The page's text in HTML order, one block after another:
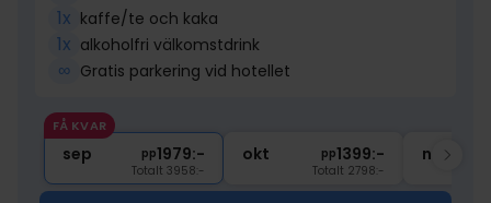
1x kaffe/te och kaka
1x alkoholfri välkomstdrink
∞ Gratis parkering vid hotellet
FÅ KVAR
sep pp1979:-
Totalt 3958:-
okt pp1399:-
Totalt 2798:-
nov